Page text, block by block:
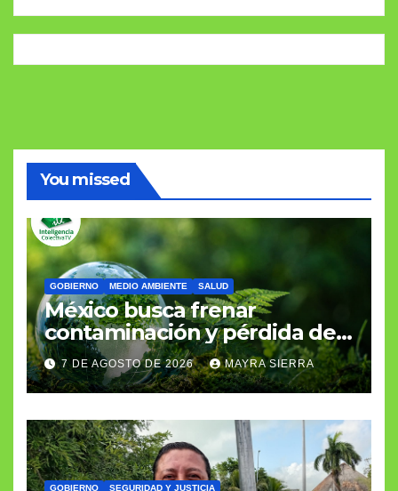
You missed
GOBIERNO MEDIO AMBIENTE SALUD
México busca frenar
contaminación y pérdida de
biodiversidad
7 DE AGOSTO DE 2026 MAYRA SIERRA
GOBIERNO SEGURIDAD Y JUSTICIA